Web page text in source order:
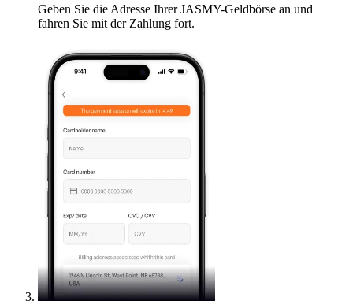
Geben Sie die Adresse Ihrer JASMY-Geldbörse an und
fahren Sie mit der Zahlung fort.